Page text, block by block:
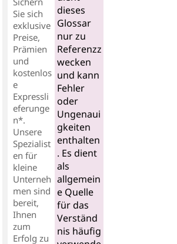
Sie sich
exklusive
Preise,
Prämien
und
kostenlos
e
Expressli
eferunge
n*.
Unsere
Spezialist
en für
kleine
Unterneh
men sind
bereit,
Ihnen
zum
Erfolg zu
dieses
Glossar
nur zu
Referenzz
wecken
und kann
Fehler
oder
Ungenaui
gkeiten
enthalten
. Es dient
als
allgemein
e Quelle
für das
Verständ
nis häufig